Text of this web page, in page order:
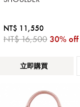
NT$ 11,550
NT$ 16,500 30% off
立即購買